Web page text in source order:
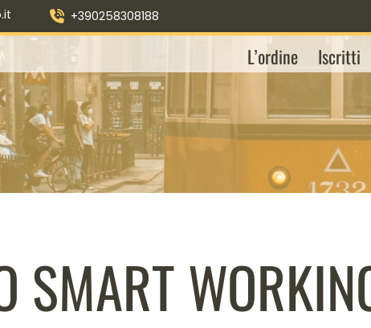
+390258308188
L’ordine Iscritti
SMART